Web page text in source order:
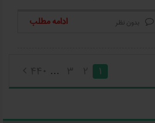
 بدون نظر ادامه مطلب
1
2
3
…
440
